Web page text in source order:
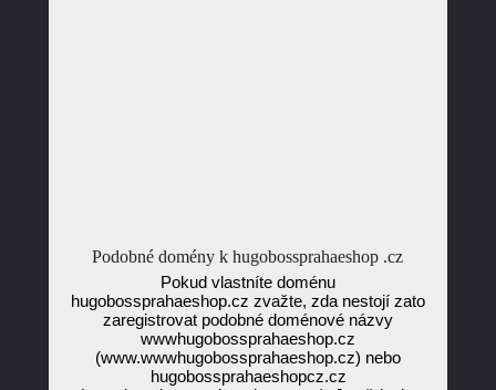
Podobné domény k hugobossprahaeshop .cz
Pokud vlastníte doménu
hugobossprahaeshop.cz zvažte, zda nestojí zato
zaregistrovat podobné doménové názvy
wwwhugobossprahaeshop.cz
(www.wwwhugobossprahaeshop.cz) nebo
hugobossprahaeshopcz.cz